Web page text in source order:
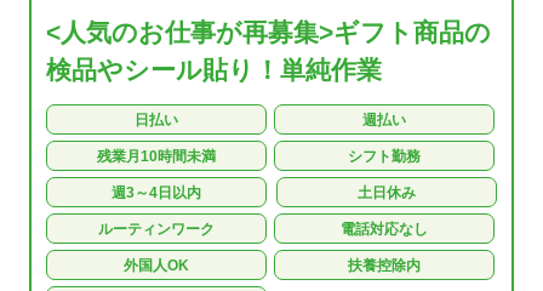
<人気のお仕事が再募集>ギフト商品の
検品やシール貼り！単純作業
日払い 週払い
残業月10時間未満 シフト勤務
週3～4日以内 土日休み
ルーティンワーク 電話対応なし
外国人OK 扶養控除内